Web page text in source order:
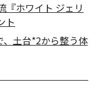
『ホワイト ジェリ
ト
土台*2から整う体